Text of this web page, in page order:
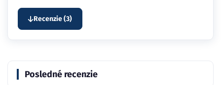
Recenzie (3)
Posledné recenzie